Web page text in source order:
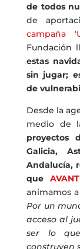
de todos
de
campaña
Fundación
estas
sin jugar;
de
Desde la
medio de
proyectos
Galicia,
Andalucía,
que
animamos
Por un
acceso al
ser lo